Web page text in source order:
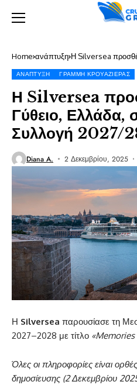
Home ανάπτυξη Η Silversea
ΑΝΆΠΤΥΞΗ ΓΡΑΜΜΉ ΚΡΟΥΑΖΙΈΡΑΣ
Η Silversea
Γύθειο, Ελλάδα,
Συλλογή 2027/
Diana A. 2 Δεκεμβρίου, 2025
Η Silversea παρουσίασε τη
2027–2028 με τίτλο
Όλες οι πληροφορίες είναι
δημοσίευσης (2 Δεκεμβρίου